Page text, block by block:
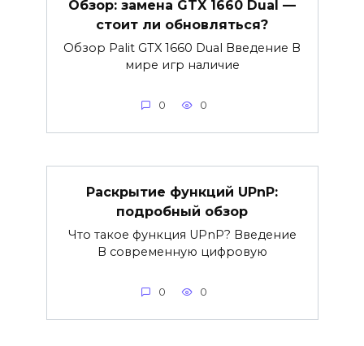
Обзор: замена GTX 1660 Dual —
стоит ли обновляться?
Обзор Palit GTX 1660 Dual Введение В
мире игр наличие
0 0
Раскрытие функций UPnP:
подробный обзор
Что такое функция UPnP? Введение
В современную цифровую
0 0